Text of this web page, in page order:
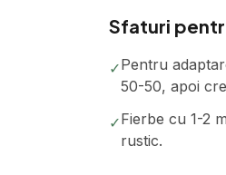
Sfaturi
✓Pentru
50-50, apoi
✓Fierbe cu 1-2
rustic.